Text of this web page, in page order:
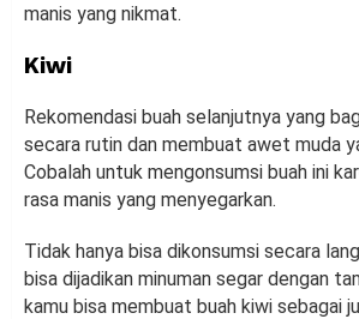
manis yang nikmat.
Kiwi
Rekomendasi buah selanjutnya yang
secara rutin dan membuat awet muda
Cobalah untuk mengonsumsi buah ini
rasa manis yang menyegarkan.
Tidak hanya bisa dikonsumsi secara
bisa dijadikan minuman segar dengan
kamu bisa membuat buah kiwi sebagai